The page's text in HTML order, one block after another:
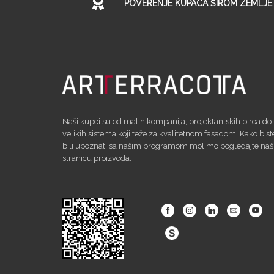
POVERENJE KUPACA ŠIROM ZEMLJE
Naši kupci su od malih kompanija, projektantskih biroa do
velikih sistema koji teže za kvalitetnom fasadom. Kako
bili upoznati sa našim programom molimo pogledajte
stranicu proizvoda.
FacebookInstagramLinkedinEmail